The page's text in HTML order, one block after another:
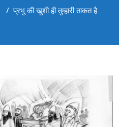
/प्रभु की खुशी ही तुम्हारी ताकत है